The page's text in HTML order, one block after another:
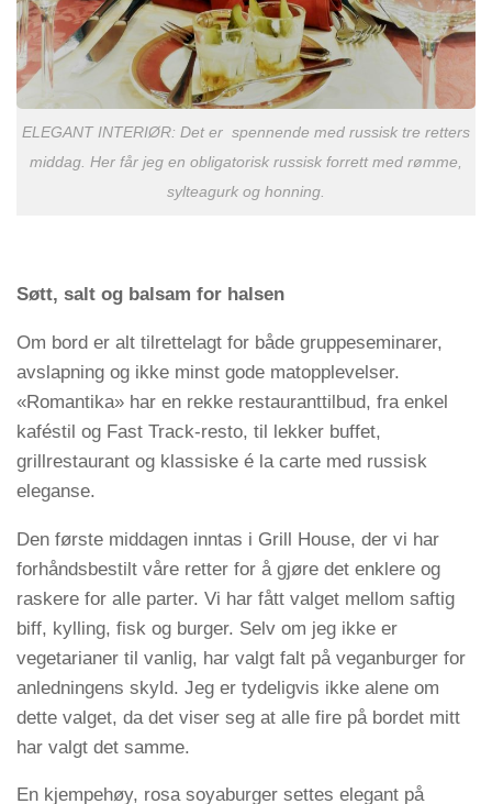
ELEGANT INTERIØR: Det er spennende med russisk tre retters
middag. Her får jeg en obligatorisk russisk forrett med rømme,
sylteagurk og honning.
Søtt, salt og balsam for halsen
Om bord er alt tilrettelagt for både gruppeseminarer,
avslapning og ikke minst gode matopplevelser.
«Romantika» har en rekke restauranttilbud, fra enkel
kaféstil og Fast Track-resto, til lekker buffet,
grillrestaurant og klassiske é la carte med russisk
eleganse.
Den første middagen inntas i Grill House, der vi har
forhåndsbestilt våre retter for å gjøre det enklere og
raskere for alle parter. Vi har fått valget mellom saftig
biff, kylling, fisk og burger. Selv om jeg ikke er
vegetarianer til vanlig, har valgt falt på veganburger for
anledningens skyld. Jeg er tydeligvis ikke alene om
dette valget, da det viser seg at alle fire på bordet mitt
har valgt det samme.
En kjempehøy, rosa soyaburger settes elegant på